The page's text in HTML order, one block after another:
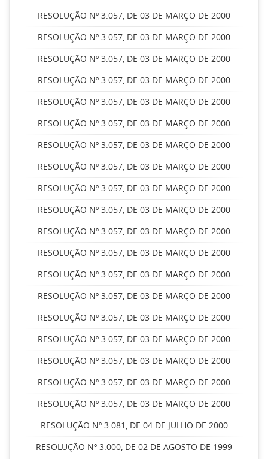
RESOLUÇÃO Nº 3.057, DE 03 DE MARÇO DE 2000
RESOLUÇÃO Nº 3.057, DE 03 DE MARÇO DE 2000
RESOLUÇÃO Nº 3.057, DE 03 DE MARÇO DE 2000
RESOLUÇÃO Nº 3.057, DE 03 DE MARÇO DE 2000
RESOLUÇÃO Nº 3.057, DE 03 DE MARÇO DE 2000
RESOLUÇÃO Nº 3.057, DE 03 DE MARÇO DE 2000
RESOLUÇÃO Nº 3.057, DE 03 DE MARÇO DE 2000
RESOLUÇÃO Nº 3.057, DE 03 DE MARÇO DE 2000
RESOLUÇÃO Nº 3.057, DE 03 DE MARÇO DE 2000
RESOLUÇÃO Nº 3.057, DE 03 DE MARÇO DE 2000
RESOLUÇÃO Nº 3.057, DE 03 DE MARÇO DE 2000
RESOLUÇÃO Nº 3.057, DE 03 DE MARÇO DE 2000
RESOLUÇÃO Nº 3.057, DE 03 DE MARÇO DE 2000
RESOLUÇÃO Nº 3.057, DE 03 DE MARÇO DE 2000
RESOLUÇÃO Nº 3.057, DE 03 DE MARÇO DE 2000
RESOLUÇÃO Nº 3.057, DE 03 DE MARÇO DE 2000
RESOLUÇÃO Nº 3.057, DE 03 DE MARÇO DE 2000
RESOLUÇÃO Nº 3.057, DE 03 DE MARÇO DE 2000
RESOLUÇÃO Nº 3.057, DE 03 DE MARÇO DE 2000
RESOLUÇÃO Nº 3.081, DE 04 DE JULHO DE 2000
RESOLUÇÃO Nº 3.000, DE 02 DE AGOSTO DE 1999